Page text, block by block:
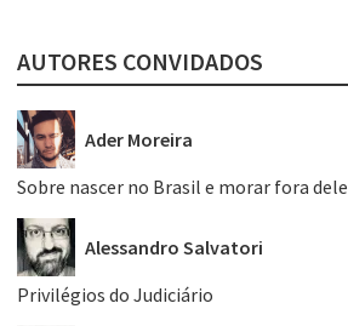
AUTORES CONVIDADOS
Ader Moreira
Sobre nascer no Brasil e morar fora dele
Alessandro Salvatori
Privilégios do Judiciário